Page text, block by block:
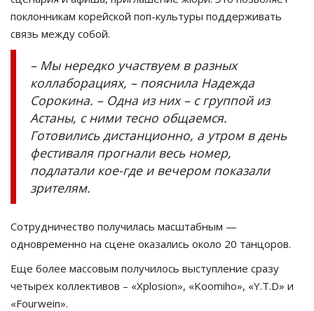
поклонникам корейской поп-культуры поддерживать
связь между собой.
– Мы нередко участвуем в разных
коллаборациях, – пояснила Надежда
Сорокина. – Одна из них – с группой из
Астаны, с ними тесно общаемся.
Готовились дистанционно, а утром в день
фестиваля прогнали весь номер,
подлатали кое-где и вечером показали
зрителям.
Сотрудничество получилась масштабным —
одновременно на сцене оказались около 20 танцоров.
Еще более массовым получилось выступление сразу
четырех коллективов – «Xplosion», «Koomiho», «Y.T.D» и
«Fourwein».